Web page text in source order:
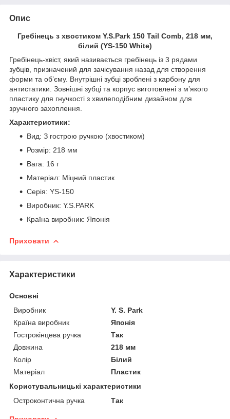
Опис
Гребінець з хвостиком Y.S.Park 150 Tail Comb, 218 мм,
білий (YS-150 White)
Гребінець-хвіст, який називається гребінець із 3 рядами
зубців, призначений для зачісування назад для створення
форми та об’єму. Внутрішні зубці зроблені з карбону для
антистатики. Зовнішні зубці та корпус виготовлені з м’якого
пластику для гнучкості з хвилеподібним дизайном для
зручного захоплення.
Характеристики:
Вид: З гострою ручкою (хвостиком)
Розмір: 218 мм
Вага: 16 г
Матеріал: Міцний пластик
Серія: YS-150
Виробник: Y.S.PARK
Країна виробник: Японія
Приховати
Характеристики
Основні
Виробник
Y. S. Park
Країна виробник
Японія
Гострокінцева ручка
Так
Довжина
218 мм
Колір
Білий
Матеріал
Пластик
Користувальницькі характеристики
Остроконтична ручка
Так